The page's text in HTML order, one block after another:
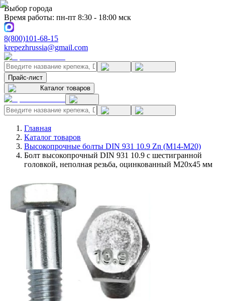
Выбор города
Время работы: пн-пт 8:30 - 18:00 мск
8(800)101-68-15
krepezhrussia@gmail.com
Прайс-лист
Каталог товаров
Главная
Каталог товаров
Высокопрочные болты DIN 931 10.9 Zn (M14-M20)
Болт высокопрочный DIN 931 10.9 с шестигранной
головкой, неполная резьба, оцинкованный M20x45 мм